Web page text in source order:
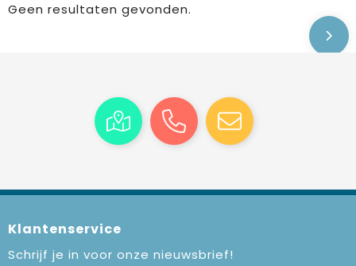
Geen resultaten gevonden.
Klantenservice
Schrijf je in voor onze nieuwsbrief!